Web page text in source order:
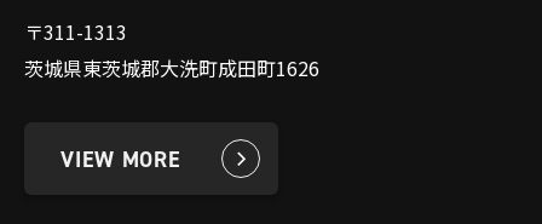
〒311-1313
茨城県東茨城郡大洗町成田町1626
VIEW MORE